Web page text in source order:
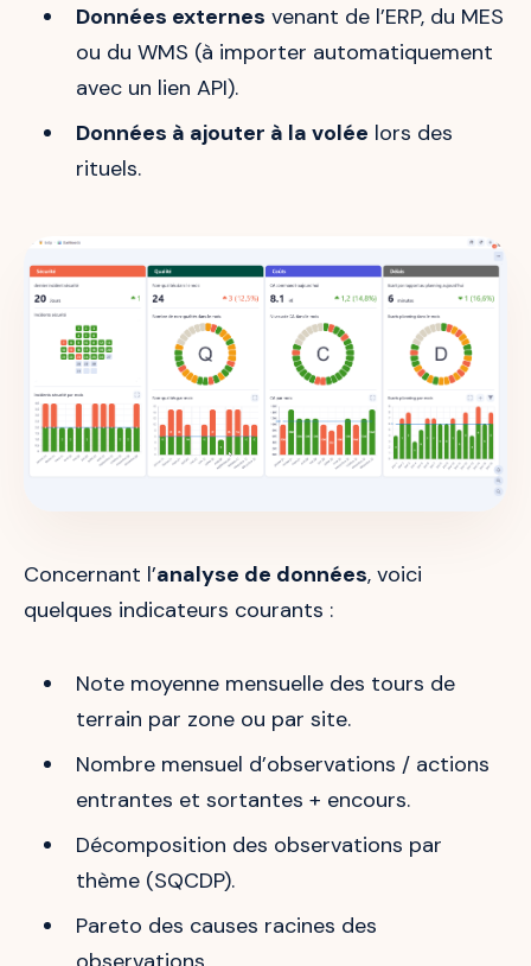
Données externes venant de l’ERP, du MES
ou du WMS (à importer automatiquement
avec un lien API).
Données à ajouter à la volée lors des
rituels.
Concernant l’analyse de données, voici
quelques indicateurs courants :
Note moyenne mensuelle des tours de
terrain par zone ou par site.
Nombre mensuel d’observations / actions
entrantes et sortantes + encours.
Décomposition des observations par
thème (SQCDP).
Pareto des causes racines des